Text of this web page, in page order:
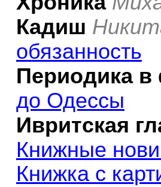
Кадиш
обязанность
Периодика в
до Одессы
Ивритская
Книжные
Книжка с